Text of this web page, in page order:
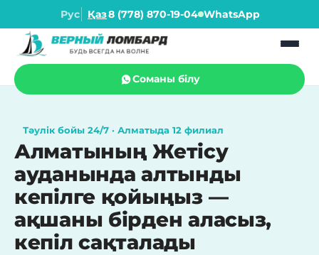
Рус Қаз8 (778) 870-19-04 WhatsApp
Соманы білу
Тәулік бойы 24/7 · Алматыда 12 филиал
Алматының Жетісу
ауданында алтынды
кепілге қойыңыз —
ақшаны бірден аласыз,
кепіл сақталады